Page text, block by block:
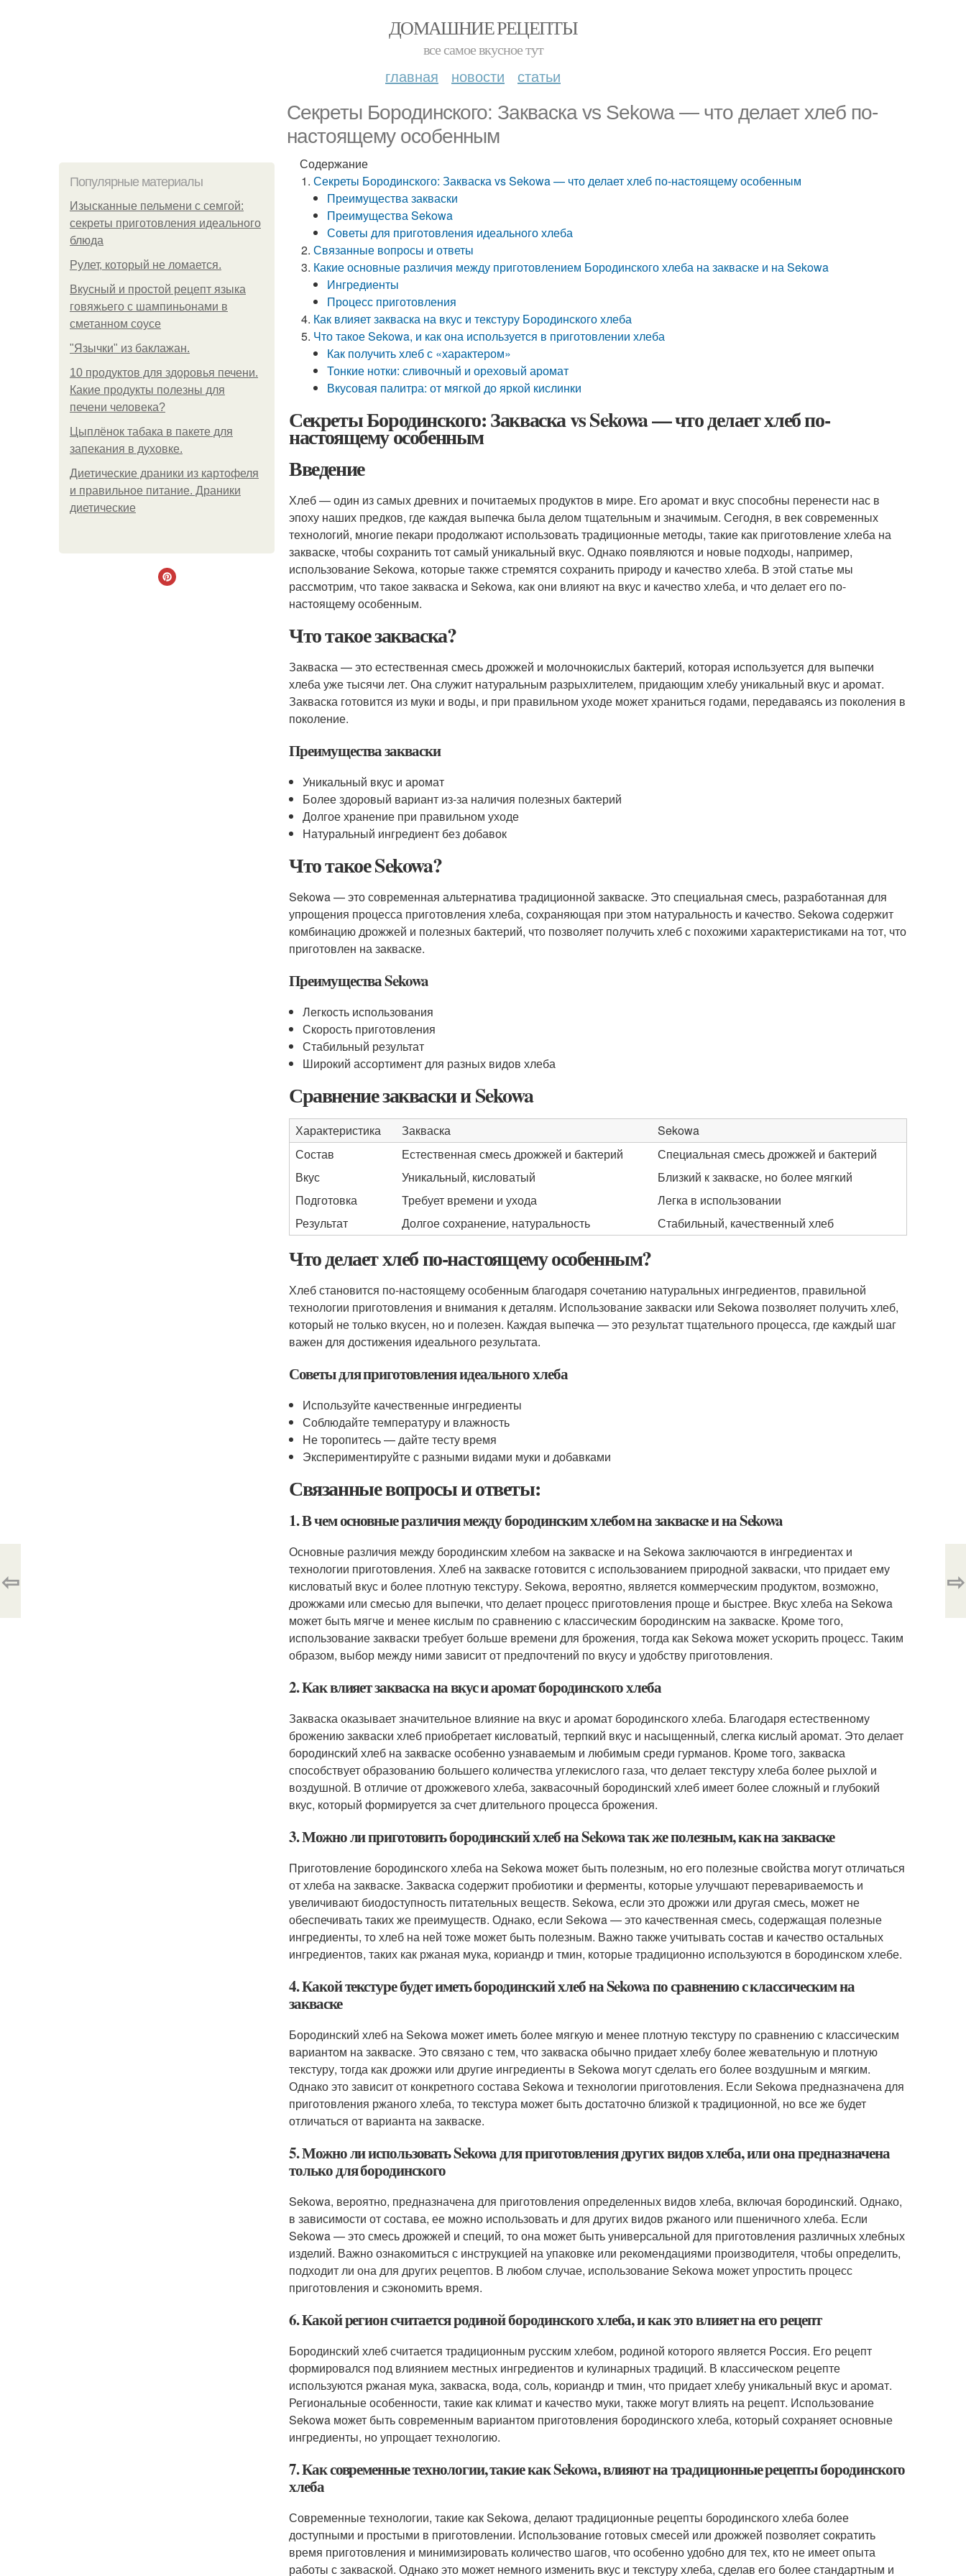
ДОМАШНИЕ РЕЦЕПТЫ
все самое вкусное тут
главная новости статьи
Секреты Бородинского: Закваска vs Sekowa — что делает хлеб по-
настоящему особенным
Популярные материалы
Изысканные пельмени с семгой:
секреты приготовления идеального
блюда
Рулет, который не ломается.
Вкусный и простой рецепт языка
говяжьего с шампиньонами в
сметанном соусе
"Язычки" из баклажан.
10 продуктов для здоровья печени.
Какие продукты полезны для
печени человека?
Цыплёнок табака в пакете для
запекания в духовке.
Диетические драники из картофеля
и правильное питание. Драники
диетические
Содержание
Секреты Бородинского: Закваска vs Sekowa — что делает хлеб по-настоящему особенным
Преимущества закваски
Преимущества Sekowa
Советы для приготовления идеального хлеба
Связанные вопросы и ответы
Какие основные различия между приготовлением Бородинского хлеба на закваске и на Sekowa
Ингредиенты
Процесс приготовления
Как влияет закваска на вкус и текстуру Бородинского хлеба
Что такое Sekowa, и как она используется в приготовлении хлеба
Как получить хлеб с «характером»
Тонкие нотки: сливочный и ореховый аромат
Вкусовая палитра: от мягкой до яркой кислинки
Секреты Бородинского: Закваска vs Sekowa — что делает хлеб по-
настоящему особенным
Введение
Хлеб — один из самых древних и почитаемых продуктов в мире. Его аромат и вкус способны перенести нас в
эпоху наших предков, где каждая выпечка была делом тщательным и значимым. Сегодня, в век современных
технологий, многие пекари продолжают использовать традиционные методы, такие как приготовление хлеба на
закваске, чтобы сохранить тот самый уникальный вкус. Однако появляются и новые подходы, например,
использование Sekowa, которые также стремятся сохранить природу и качество хлеба. В этой статье мы
рассмотрим, что такое закваска и Sekowa, как они влияют на вкус и качество хлеба, и что делает его по-
настоящему особенным.
Что такое закваска?
Закваска — это естественная смесь дрожжей и молочнокислых бактерий, которая используется для выпечки
хлеба уже тысячи лет. Она служит натуральным разрыхлителем, придающим хлебу уникальный вкус и аромат.
Закваска готовится из муки и воды, и при правильном уходе может храниться годами, передаваясь из поколения в
поколение.
Преимущества закваски
Уникальный вкус и аромат
Более здоровый вариант из-за наличия полезных бактерий
Долгое хранение при правильном уходе
Натуральный ингредиент без добавок
Что такое Sekowa?
Sekowa — это современная альтернатива традиционной закваске. Это специальная смесь, разработанная для
упрощения процесса приготовления хлеба, сохраняющая при этом натуральность и качество. Sekowa содержит
комбинацию дрожжей и полезных бактерий, что позволяет получить хлеб с похожими характеристиками на тот, что
приготовлен на закваске.
Преимущества Sekowa
Легкость использования
Скорость приготовления
Стабильный результат
Широкий ассортимент для разных видов хлеба
Сравнение закваски и Sekowa
Характеристика Закваска
Sekowa
Состав
Естественная смесь дрожжей и бактерий
Специальная смесь дрожжей и бактерий
Вкус
Уникальный, кисловатый
Близкий к закваске, но более мягкий
Подготовка
Требует времени и ухода
Легка в использовании
Результат
Долгое сохранение, натуральность Стабильный, качественный хлеб
Что делает хлеб по-настоящему особенным?
Хлеб становится по-настоящему особенным благодаря сочетанию натуральных ингредиентов, правильной
технологии приготовления и внимания к деталям. Использование закваски или Sekowa позволяет получить хлеб,
который не только вкусен, но и полезен. Каждая выпечка — это результат тщательного процесса, где каждый шаг
важен для достижения идеального результата.
Советы для приготовления идеального хлеба
Используйте качественные ингредиенты
Соблюдайте температуру и влажность
Не торопитесь — дайте тесту время
Экспериментируйте с разными видами муки и добавками
Связанные вопросы и ответы:
1. В чем основные различия между бородинским хлебом на закваске и на Sekowa
Основные различия между бородинским хлебом на закваске и на Sekowa заключаются в ингредиентах и
технологии приготовления. Хлеб на закваске готовится с использованием природной закваски, что придает ему
кисловатый вкус и более плотную текстуру. Sekowa, вероятно, является коммерческим продуктом, возможно,
дрожжами или смесью для выпечки, что делает процесс приготовления проще и быстрее. Вкус хлеба на Sekowa
может быть мягче и менее кислым по сравнению с классическим бородинским на закваске. Кроме того,
использование закваски требует больше времени для брожения, тогда как Sekowa может ускорить процесс. Таким
образом, выбор между ними зависит от предпочтений по вкусу и удобству приготовления.
2. Как влияет закваска на вкус и аромат бородинского хлеба
Закваска оказывает значительное влияние на вкус и аромат бородинского хлеба. Благодаря естественному
брожению закваски хлеб приобретает кисловатый, терпкий вкус и насыщенный, слегка кислый аромат. Это делает
бородинский хлеб на закваске особенно узнаваемым и любимым среди гурманов. Кроме того, закваска
способствует образованию большего количества углекислого газа, что делает текстуру хлеба более рыхлой и
воздушной. В отличие от дрожжевого хлеба, заквасочный бородинский хлеб имеет более сложный и глубокий
вкус, который формируется за счет длительного процесса брожения.
3. Можно ли приготовить бородинский хлеб на Sekowa так же полезным, как на закваске
Приготовление бородинского хлеба на Sekowa может быть полезным, но его полезные свойства могут отличаться
от хлеба на закваске. Закваска содержит пробиотики и ферменты, которые улучшают перевариваемость и
увеличивают биодоступность питательных веществ. Sekowa, если это дрожжи или другая смесь, может не
обеспечивать таких же преимуществ. Однако, если Sekowa — это качественная смесь, содержащая полезные
ингредиенты, то хлеб на ней тоже может быть полезным. Важно также учитывать состав и качество остальных
ингредиентов, таких как ржаная мука, кориандр и тмин, которые традиционно используются в бородинском хлебе.
4. Какой текстуре будет иметь бородинский хлеб на Sekowa по сравнению с классическим на
закваске
Бородинский хлеб на Sekowa может иметь более мягкую и менее плотную текстуру по сравнению с классическим
вариантом на закваске. Это связано с тем, что закваска обычно придает хлебу более жевательную и плотную
текстуру, тогда как дрожжи или другие ингредиенты в Sekowa могут сделать его более воздушным и мягким.
Однако это зависит от конкретного состава Sekowa и технологии приготовления. Если Sekowa предназначена для
приготовления ржаного хлеба, то текстура может быть достаточно близкой к традиционной, но все же будет
отличаться от варианта на закваске.
5. Можно ли использовать Sekowa для приготовления других видов хлеба, или она предназначена
только для бородинского
Sekowa, вероятно, предназначена для приготовления определенных видов хлеба, включая бородинский. Однако,
в зависимости от состава, ее можно использовать и для других видов ржаного или пшеничного хлеба. Если
Sekowa — это смесь дрожжей и специй, то она может быть универсальной для приготовления различных хлебных
изделий. Важно ознакомиться с инструкцией на упаковке или рекомендациями производителя, чтобы определить,
подходит ли она для других рецептов. В любом случае, использование Sekowa может упростить процесс
приготовления и сэкономить время.
6. Какой регион считается родиной бородинского хлеба, и как это влияет на его рецепт
Бородинский хлеб считается традиционным русским хлебом, родиной которого является Россия. Его рецепт
формировался под влиянием местных ингредиентов и кулинарных традиций. В классическом рецепте
используются ржаная мука, закваска, вода, соль, кориандр и тмин, что придает хлебу уникальный вкус и аромат.
Региональные особенности, такие как климат и качество муки, также могут влиять на рецепт. Использование
Sekowa может быть современным вариантом приготовления бородинского хлеба, который сохраняет основные
ингредиенты, но упрощает технологию.
7. Как современные технологии, такие как Sekowa, влияют на традиционные рецепты бородинского
хлеба
Современные технологии, такие как Sekowa, делают традиционные рецепты бородинского хлеба более
доступными и простыми в приготовлении. Использование готовых смесей или дрожжей позволяет сократить
время приготовления и минимизировать количество шагов, что особенно удобно для тех, кто не имеет опыта
работы с закваской. Однако это может немного изменить вкус и текстуру хлеба, сделав его более стандартным и
⇦ ⇨